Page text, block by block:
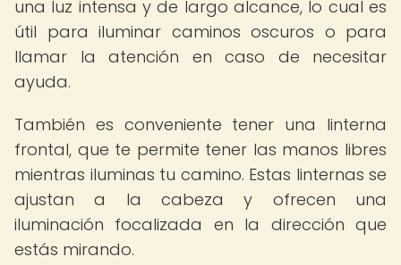
una luz intensa y de largo alcance, lo cual es
útil para iluminar caminos oscuros o para
llamar la atención en caso de necesitar
ayuda.
También es conveniente tener una linterna
frontal, que te permite tener las manos libres
mientras iluminas tu camino. Estas linternas se
ajustan a la cabeza y ofrecen una
iluminación focalizada en la dirección que
estás mirando.